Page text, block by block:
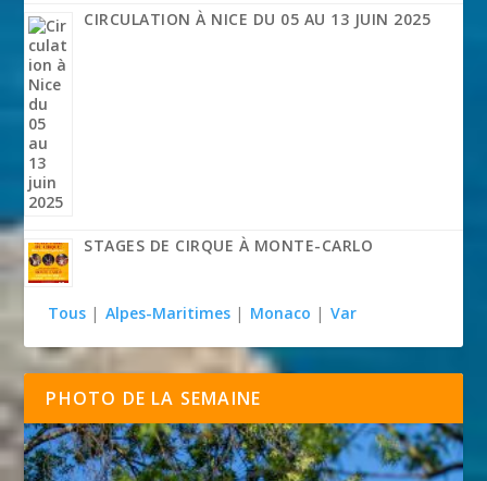
CIRCULATION À NICE DU 05 AU 13 JUIN 2025
STAGES DE CIRQUE À MONTE-CARLO
Tous | Alpes-Maritimes | Monaco | Var
PHOTO DE LA SEMAINE